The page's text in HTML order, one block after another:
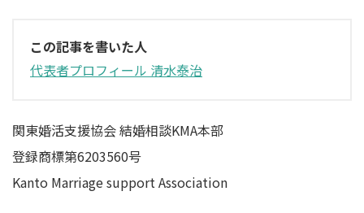
この記事を書いた人
代表者プロフィール 清水泰治
関東婚活支援協会 結婚相談KMA本部
登録商標第6203560号
Kanto Marriage support Association